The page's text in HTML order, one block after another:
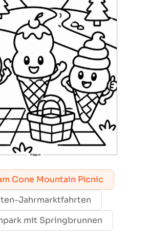
Cone Mountain Picnic
Jahrmarktfahrten
mit Springbrunnen